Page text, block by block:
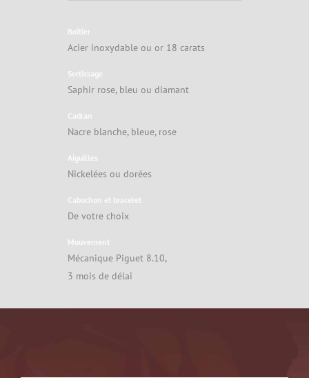
Boîtier
Acier inoxydable ou or 18 carats
Sertissage
Saphir rose, bleu ou diamant
Cadran
Nacre blanche, bleue, rose
Aiguilles
Nickelées ou dorées
Cabochon et bracelet
De votre choix
Mouvement
Mécanique Piguet 8.10,
3 mois de délai